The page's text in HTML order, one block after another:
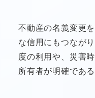
不動産の名義変更
な信用にもつなが
度の利用や、災害
所有者が明確であ